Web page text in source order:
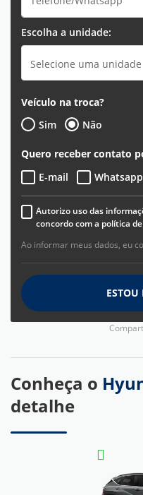
Escolha a unidade:
Selecione uma unidade
Veículo na troca?
Sim
Não
Quero receber contato
E-mail
Whatsapp
Autorizo uso das
concordo com a política
Ao informar meus dados, eu
ESTOU
Conheça o
detalhe